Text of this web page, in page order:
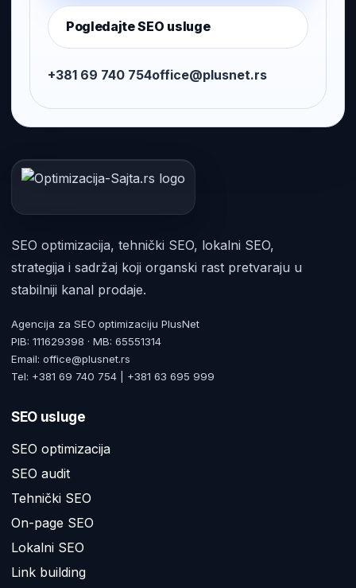
Pogledajte SEO usluge
+381 69 740 754office@plusnet.rs
SEO optimizacija, tehnički SEO, lokalni SEO,
strategija i sadržaj koji organski rast pretvaraju u
stabilniji kanal prodaje.
Agencija za SEO optimizaciju PlusNet
PIB: 111629398 · MB: 65551314
Email: office@plusnet.rs
Tel: +381 69 740 754 | +381 63 695 999
SEO usluge
SEO optimizacija
SEO audit
Tehnički SEO
On-page SEO
Lokalni SEO
Link building